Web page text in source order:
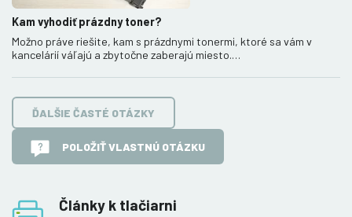
Články k tlačiarni
Kam vyhodiť prázdny toner?
Možno práve riešite, kam s prázdnymi tonermi, ktoré sa vám v
kancelárií váľajú a zbytočne zaberajú miesto.…
ĎALŠIE ČASTÉ OTÁZKY
POLOŽIŤ VLASTNÚ OTÁZKU